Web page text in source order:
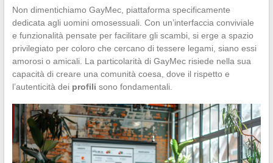
Non dimentichiamo GayMec, piattaforma specificamente
dedicata agli uomini omosessuali. Con un’interfaccia conviviale
e funzionalità pensate per facilitare gli scambi, si erge a spazio
privilegiato per coloro che cercano di tessere legami, siano essi
amorosi o amicali. La particolarità di GayMec risiede nella sua
capacità di creare una comunità coesa, dove il rispetto e
l’autenticità dei profili sono fondamentali.